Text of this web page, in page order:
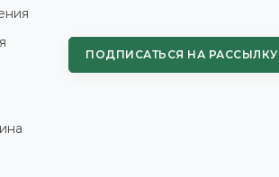
ПОДПИСАТЬСЯ НА РАССЫЛКУ